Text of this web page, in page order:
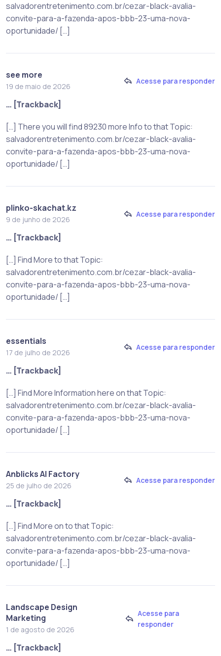
salvadorentretenimento.com.br/cezar-black-avalia-
convite-para-a-fazenda-apos-bbb-23-uma-nova-
oportunidade/ […]
see more
19 de maio de 2026
Acesse para responder
… [Trackback]
[…] There you will find 89230 more Info to that Topic:
salvadorentretenimento.com.br/cezar-black-avalia-
convite-para-a-fazenda-apos-bbb-23-uma-nova-
oportunidade/ […]
plinko-skachat.kz
9 de junho de 2026
Acesse para responder
… [Trackback]
[…] Find More to that Topic:
salvadorentretenimento.com.br/cezar-black-avalia-
convite-para-a-fazenda-apos-bbb-23-uma-nova-
oportunidade/ […]
essentials
17 de julho de 2026
Acesse para responder
… [Trackback]
[…] Find More Information here on that Topic:
salvadorentretenimento.com.br/cezar-black-avalia-
convite-para-a-fazenda-apos-bbb-23-uma-nova-
oportunidade/ […]
Anblicks AI Factory
25 de julho de 2026
Acesse para responder
… [Trackback]
[…] Find More on to that Topic:
salvadorentretenimento.com.br/cezar-black-avalia-
convite-para-a-fazenda-apos-bbb-23-uma-nova-
oportunidade/ […]
Landscape Design
Marketing
1 de agosto de 2026
Acesse para
responder
… [Trackback]